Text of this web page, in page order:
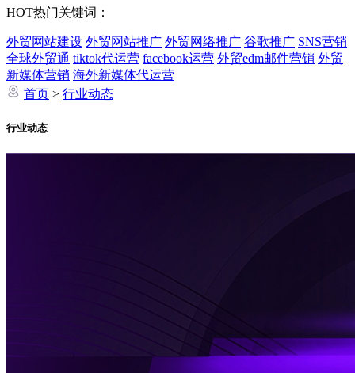
HOT热门关键词：
外贸网站建设 外贸网站推广 外贸网络推广 谷歌推广 SNS营销
全球外贸通 tiktok代运营 facebook运营 外贸edm邮件营销 外贸
新媒体营销 海外新媒体代运营
首页 > 行业动态
行业动态